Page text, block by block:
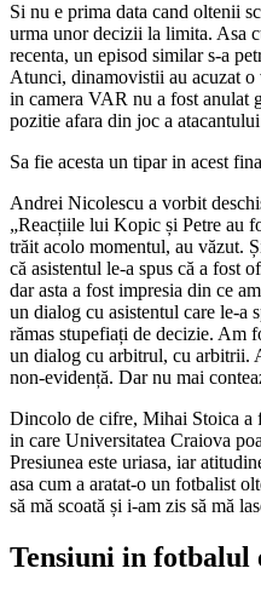
Si nu e prima data cand oltenii
urma unor decizii la limita. Asa
recenta, un episod similar s-a
Atunci, dinamovistii au acuzat o
in camera VAR nu a fost anulat
pozitie afara din joc a
Sa fie acesta un tipar in acest
Andrei Nicolescu a vorbit
„Reacțiile lui Kopic și Petre au
trăit acolo momentul, au văzut.
că asistentul le-a spus că a fost
dar asta a fost impresia din ce
un dialog cu asistentul care le-a
rămas stupefiați de decizie. Am
un dialog cu arbitrul, cu arbitrii.
non-evidență. Dar nu mai
Dincolo de cifre, Mihai Stoica a
in care Universitatea Craiova
Presiunea este uriasa, iar
asa cum a aratat-o un fotbalist
să mă scoată și i-am zis să mă
Tensiuni in fotbalul